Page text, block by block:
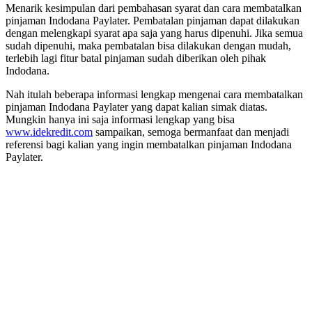
Menarik kesimpulan dari pembahasan syarat dan cara membatalkan
pinjaman Indodana Paylater. Pembatalan pinjaman dapat dilakukan
dengan melengkapi syarat apa saja yang harus dipenuhi. Jika semua
sudah dipenuhi, maka pembatalan bisa dilakukan dengan mudah,
terlebih lagi fitur batal pinjaman sudah diberikan oleh pihak
Indodana.
Nah itulah beberapa informasi lengkap mengenai cara membatalkan
pinjaman Indodana Paylater yang dapat kalian simak diatas.
Mungkin hanya ini saja informasi lengkap yang bisa
www.idekredit.com sampaikan, semoga bermanfaat dan menjadi
referensi bagi kalian yang ingin membatalkan pinjaman Indodana
Paylater.